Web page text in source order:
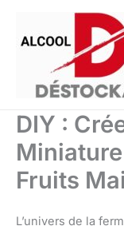
contenu
DIY :
Fruits
L’univers de la